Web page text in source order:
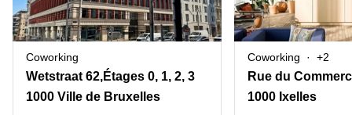
de
réunion
Bureau
virtuel
Bruxelles
Aeroport
Gand
Hasselt
a louer
Gand
Bureau
à louer
Liège
Centre
Choisissez une langue
flamand
Coworking
Wetstraat 62,Étages 0, 1, 2, 3
1000 Ville de Bruxelles
Coworking +2
Rue du
1000 Ixelles